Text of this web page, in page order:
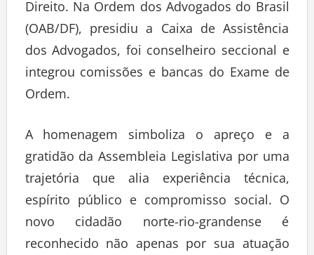
Direito. Na Ordem dos Advogados do Brasil
(OAB/DF), presidiu a Caixa de Assistência
dos Advogados, foi conselheiro seccional e
integrou comissões e bancas do Exame de
Ordem.
A homenagem simboliza o apreço e a
gratidão da Assembleia Legislativa por uma
trajetória que alia experiência técnica,
espírito público e compromisso social. O
novo cidadão norte-rio-grandense é
reconhecido não apenas por sua atuação